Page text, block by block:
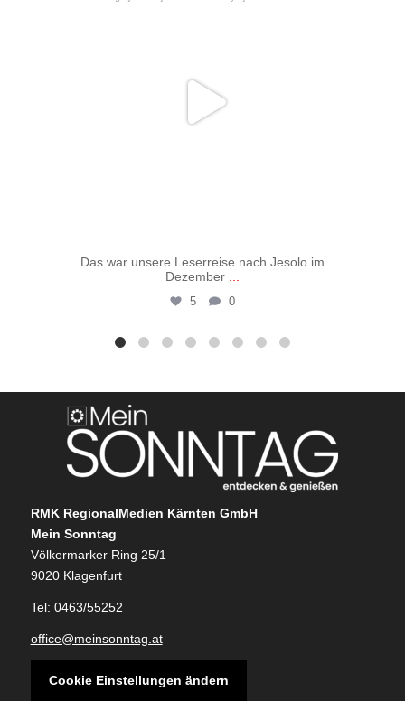
Das war unsere Leserreise nach Jesolo im
Dezember
5 0
RMK RegionalMedien Kärnten GmbH
Mein Sonntag
Völkermarker Ring 25/1
9020 Klagenfurt
Tel: 0463/55252
office@meinsonntag.at
Cookie Einstellungen ändern